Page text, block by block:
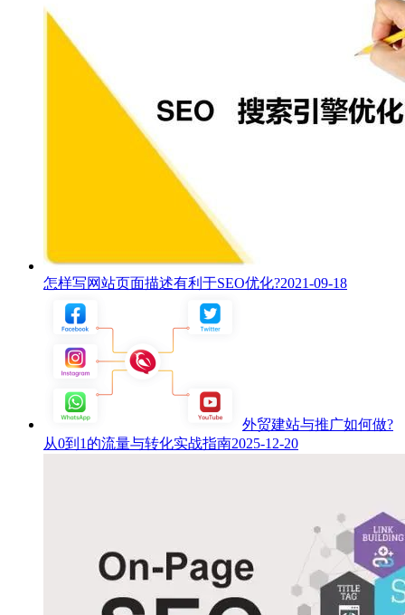
怎样写网站页面描述有利于SEO优化?2021-09-18
外贸建站与推广如何做?
从0到1的流量与转化实战指南2025-12-20